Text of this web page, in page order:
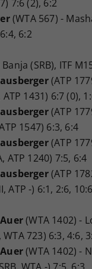
7:6 (2), 6:2
(WTA 567) -
6:2
(SRB), ITF
(ATP
1431) 6:7 (0),
(ATP
1547) 6:3, 6:4
(ATP
ATP 1240) 7:5, 6:4
(ATP
ATP -) 6:1, 2:6, 10:6
(WTA 1402) -
723) 6:3, 4:6,
(WTA 1402) -